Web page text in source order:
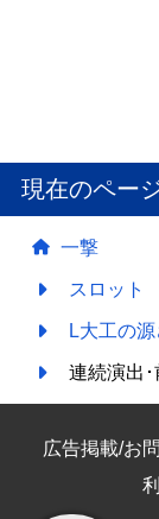
現在のペー
一撃
スロット
L大工の
連続演出
広告掲載/お